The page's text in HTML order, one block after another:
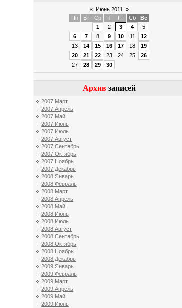
« Июнь 2011
»
Пн
Вт Ср Чт Пт Сб
Вс
1
2 3 4
5
6
7 8 9 10 11
12
13
14 15 16 17 18
19
20
21 22 23 24 25
26
27
28 29 30
Архив записей
2007 Март
2007 Апрель
2007 Май
2007 Июнь
2007 Июль
2007 Август
2007 Сентябрь
2007 Октябрь
2007 Ноябрь
2007 Декабрь
2008 Январь
2008 Февраль
2008 Март
2008 Апрель
2008 Май
2008 Июнь
2008 Июль
2008 Август
2008 Сентябрь
2008 Октябрь
2008 Ноябрь
2008 Декабрь
2009 Январь
2009 Февраль
2009 Март
2009 Апрель
2009 Май
2009 Июнь